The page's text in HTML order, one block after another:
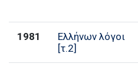
1981
Ελλήνων λόγοι
[τ.2]